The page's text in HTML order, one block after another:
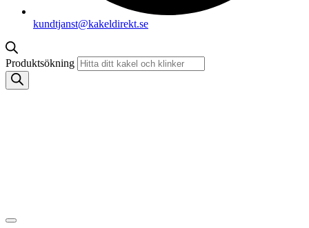
kundtjanst@kakeldirekt.se
Produktsökning